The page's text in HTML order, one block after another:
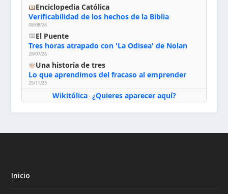
Enciclopedia Católica
Verificabilidad de los hechos de la Biblia
08/08/26
El Puente
Tres horas atrapado con 'La Odisea' de Nolan
28/07/26
Una historia de tres
Lo que aprendimos del fracaso al emprender
25/11/23
Wikitólica· ¿Quieres aparecer aquí?
Inicio